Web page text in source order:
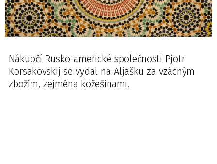
Nákupčí Rusko-americké společnosti Pjotr
Korsakovskij se vydal na Aljašku za vzácným
zbožím, zejména kožešinami.